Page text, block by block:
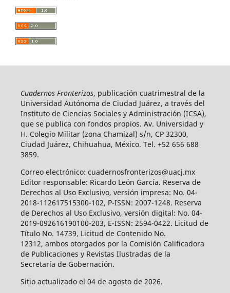
Cuadernos Fronterizos, publicación cuatrimestral de la
Universidad Autónoma de Ciudad Juárez, a través del
Instituto de Ciencias Sociales y Administración (ICSA),
que se publica con fondos propios. Av. Universidad y
H. Colegio Militar (zona Chamizal) s/n, CP 32300,
Ciudad Juárez, Chihuahua, México. Tel. +52 656 688
3859.
Correo electrónico: cuadernosfronterizos@uacj.mx
Editor responsable: Ricardo León García. Reserva de
Derechos al Uso Exclusivo, versión impresa: No. 04-
2018-112617515300-102, P-ISSN: 2007-1248. Reserva
de Derechos al Uso Exclusivo, versión digital: No. 04-
2019-092616190100-203, E-ISSN: 2594-0422. Licitud de
Título No. 14739, Licitud de Contenido No.
12312, ambos otorgados por la Comisión Calificadora
de Publicaciones y Revistas Ilustradas de la
Secretaría de Gobernación.
Sitio actualizado el 04 de agosto de 2026.